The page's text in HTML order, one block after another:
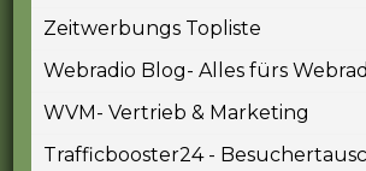
Zeitwerbungs Topliste
Webradio Blog- Alles fürs
WVM- Vertrieb & Marketing
Trafficbooster24 -